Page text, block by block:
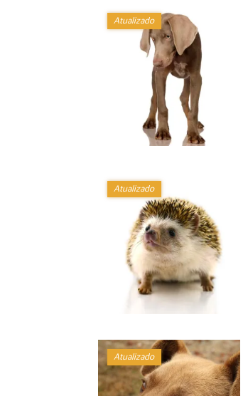
Atualizado
Atualizado
Atualizado